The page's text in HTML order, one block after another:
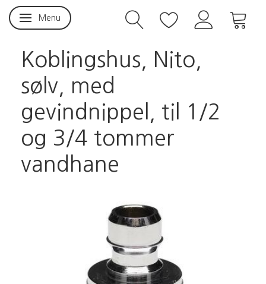
Skifte navigation
Menu
Koblingshus, Nito,
sølv, med
gevindnippel, til 1/2
og 3/4 tommer
vandhane